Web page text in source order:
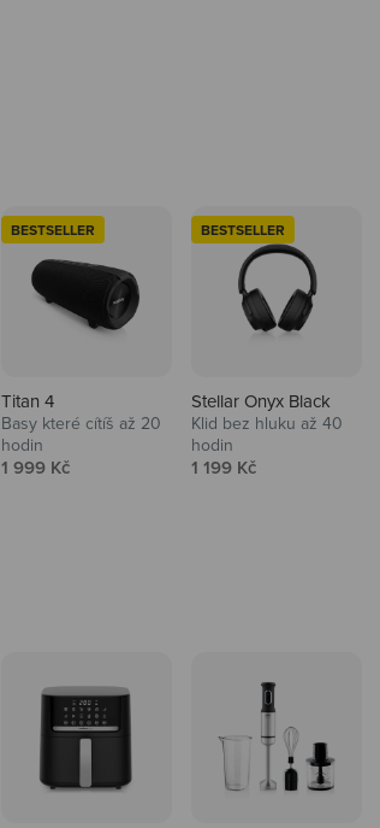
BESTSELLER
Titan 4
Basy které cítíš až 20
hodin
Prodejní cena
1 999 Kč
BESTSELLER
Stellar Onyx Black
Klid bez hluku až 40
hodin
Prodejní cena
1 199 Kč